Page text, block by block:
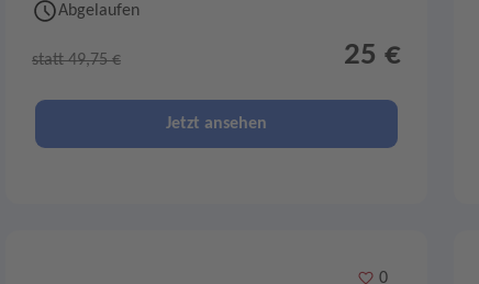
Abgelaufen
statt 49,75 € 25 €
Jetzt ansehen
Merken
0